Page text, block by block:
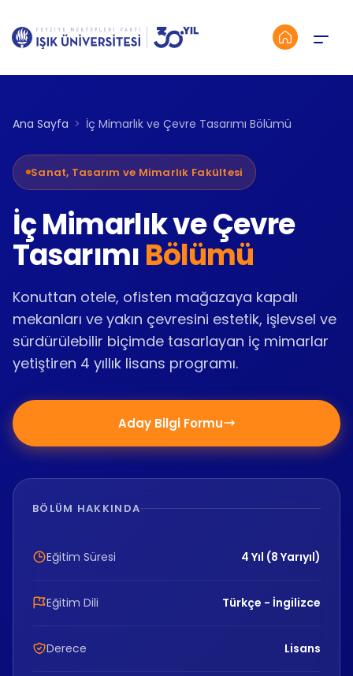
Menü
Ana Sayfa İç Mimarlık ve Çevre Tasarımı Bölümü
Sanat, Tasarım ve Mimarlık Fakültesi
İç Mimarlık ve Çevre
TasarımıBölümü
Konuttan otele, ofisten mağazaya kapalı
mekanları ve yakın çevresini estetik, işlevsel ve
sürdürülebilir biçimde tasarlayan iç mimarlar
yetiştiren 4 yıllık lisans programı.
Aday Bilgi Formu
BÖLÜM HAKKINDA
Eğitim Süresi 4 Yıl (8 Yarıyıl)
Eğitim Dili Türkçe - İngilizce
Derece Lisans